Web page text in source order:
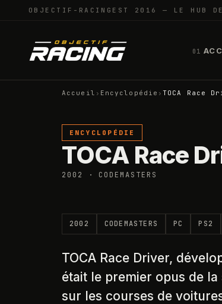
OBJECTIF-RACING EST 2016 — LE HUB
01
Accueil › Encyclopédie ›TOCA Race
ENCYCLOPÉDIE
TOCA Race
2002 · CODEMASTERS
2002 CODEMASTERS PC PS2
TOCA Race Driver,
était le premier opus de
sur les courses de